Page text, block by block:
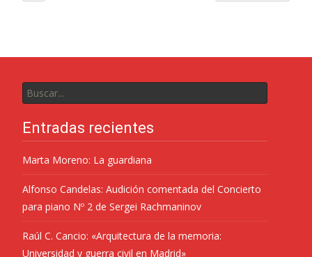
Entradas recientes
Marta Moreno: La guardiana
Alfonso Candelas: Audición comentada del Concierto
para piano Nº 2 de Sergei Rachmaninov
Raúl C. Cancio: «Arquitectura de la memoria:
Universidad y guerra civil en Madrid»